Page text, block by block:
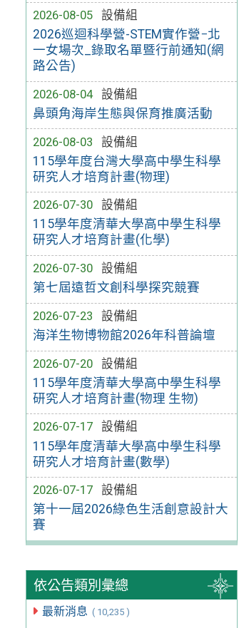
2026-08-05
設備組
2026巡迴科學營-STEM實作營−北
一女場次_錄取名單暨行前通知(網
路公告)
2026-08-04
設備組
鼻頭角海岸生態與保育推廣活動
2026-08-03
設備組
115學年度台灣大學高中學生科學
研究人才培育計畫(物理)
2026-07-30
設備組
115學年度清華大學高中學生科學
研究人才培育計畫(化學)
2026-07-30
設備組
第七屆遠哲文創科學探究競賽
2026-07-23
設備組
海洋生物博物館2026年科普論壇
2026-07-20
設備組
115學年度清華大學高中學生科學
研究人才培育計畫(物理 生物)
2026-07-17
設備組
115學年度清華大學高中學生科學
研究人才培育計畫(數學)
2026-07-17
設備組
第十一屆2026綠色生活創意設計大
賽
依公告類別彙總
最新消息 ( 10,235 )